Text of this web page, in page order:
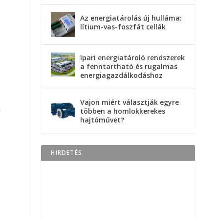
Az energiatárolás új hulláma:
lítium-vas-foszfát cellák
Ipari energiatároló rendszerek
a fenntartható és rugalmas
energiagazdálkodáshoz
Vajon miért választják egyre
többen a homlokkerekes
hajtóművet?
HIRDETÉS